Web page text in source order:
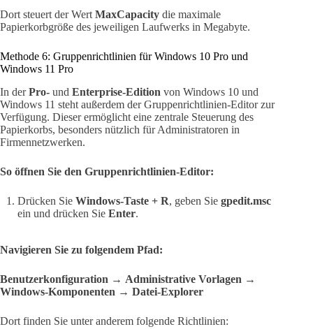
Dort steuert der Wert MaxCapacity die maximale
Papierkorbgröße des jeweiligen Laufwerks in Megabyte.
Methode 6: Gruppenrichtlinien für Windows 10 Pro und
Windows 11 Pro
In derPro- und Enterprise-Edition von Windows 10 und
Windows 11 steht außerdem der Gruppenrichtlinien-Editor zur
Verfügung. Dieser ermöglicht eine zentrale Steuerung des
Papierkorbs, besonders nützlich für Administratoren in
Firmennetzwerken.
So öffnen Sie den Gruppenrichtlinien-Editor:
Drücken Sie Windows-Taste + R, geben Sie gpedit.msc
ein und drücken Sie Enter.
Navigieren Sie zu folgendem Pfad:
Benutzerkonfiguration → Administrative Vorlagen →
Windows-Komponenten → Datei-Explorer
Dort finden Sie unter anderem folgende Richtlinien: